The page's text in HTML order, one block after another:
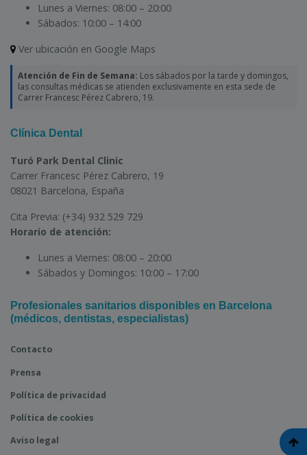
Lunes a Viernes: 08:00 – 20:00
Sábados: 10:00 – 14:00
Ver ubicación en Google Maps
Atención de Fin de Semana: Los sábados por la tarde y domingos,
las consultas médicas se atienden exclusivamente en esta sede de
Carrer Francesc Pérez Cabrero, 19.
Clínica Dental
Turó Park Dental Clinic
Carrer Francesc Pérez Cabrero, 19
08021 Barcelona, España
Cita Previa: (+34) 932 529 729
Horario de atención:
Lunes a Viernes: 08:00 – 20:00
Sábados y Domingos: 10:00 – 17:00
Profesionales sanitarios disponibles en Barcelona
(médicos, dentistas, especialistas)
Contacto
Prensa
Política de privacidad
Política de cookies
Aviso legal